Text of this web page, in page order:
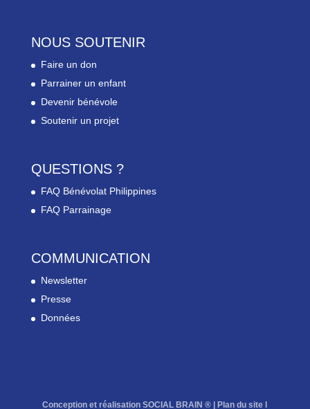
NOUS SOUTENIR
Faire un don
Parrainer un enfant
Devenir bénévole
Soutenir un projet
QUESTIONS ?
FAQ Bénévolat Philippines
FAQ Parrainage
COMMUNICATION
Newsletter
Presse
Données
Conception et réalisation SOCIAL BRAIN ® | Plan du site